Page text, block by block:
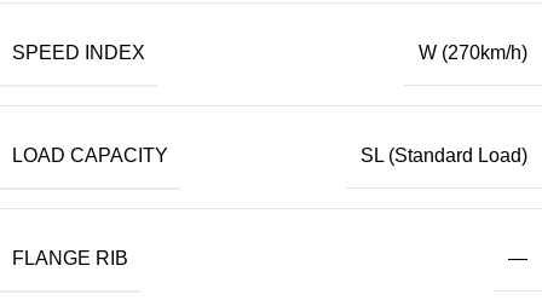
SPEED INDEX W (270km/h)
LOAD CAPACITY SL (Standard Load)
FLANGE RIB —